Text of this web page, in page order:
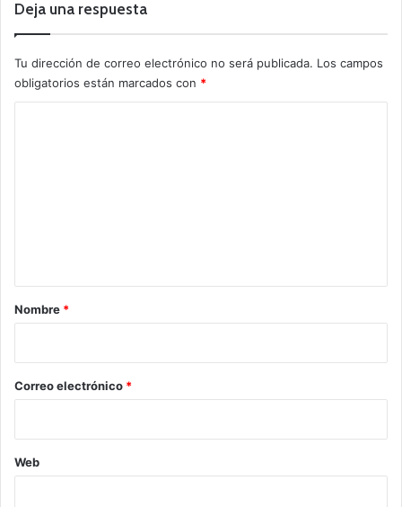
Deja una respuesta
Tu dirección de correo electrónico no será publicada. Los campos
obligatorios están marcados con *
r
*
Nombre *
Correo electrónico *
Web